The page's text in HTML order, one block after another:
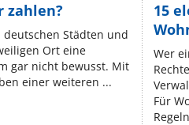
zahlen?
Städten und
Ort eine
gar nicht bewusst. Mit
einer weiteren ...
15
Wer
Für